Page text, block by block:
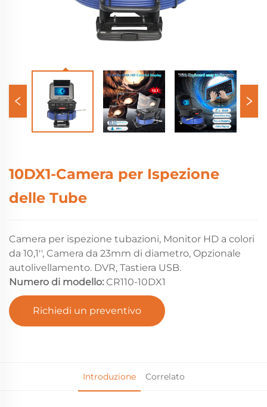
10DX1-Camera per Ispezione
delle Tube
Camera per ispezione tubazioni, Monitor HD a colori
da 10,1'', Camera da 23mm di diametro, Opzionale
autolivellamento. DVR, Tastiera USB.
Numero di modello: CR110-10DX1
Richiedi un preventivo
Introduzione Correlato